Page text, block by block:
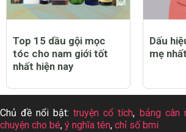
Top 15 dầu gội mọc
tóc cho nam giới tốt
nhất hiện nay
Dấu
mẹ
Chủ đề nổi bật:truyện cổ tích, bảng cân
chuyện cho bé, ý nghĩa tên, chỉ số bmi